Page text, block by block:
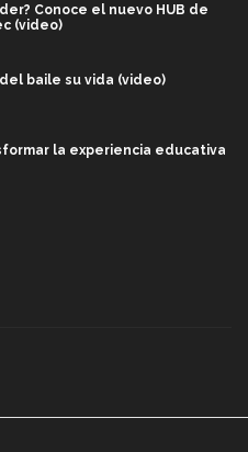
Conoce el nuevo HUB de
(video)
baile su vida (video)
la experiencia educativa